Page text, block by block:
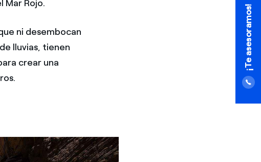
Mar Rojo.
ni desembocan
lluvias, tienen
crear una
¡Te asesoramos!
¡Te asesoramos!